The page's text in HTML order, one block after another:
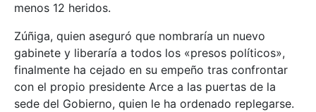
menos 12 heridos.
Zúñiga, quien aseguró que nombraría un nuevo
gabinete y liberaría a todos los «presos políticos»,
finalmente ha cejado en su empeño tras confrontar
con el propio presidente Arce a las puertas de la
sede del Gobierno, quien le ha ordenado replegarse.